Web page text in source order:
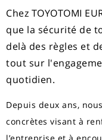
Chez TOYOTOMI
que la sécurité de
delà des règles et
tout sur
quotidien.
Depuis deux ans,
concrètes visant à